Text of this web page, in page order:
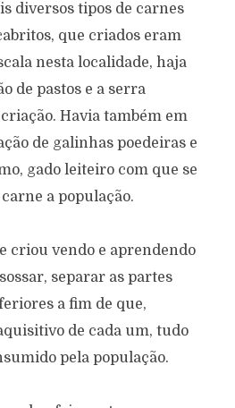
diversos tipos de carnes
que criados eram
nesta localidade, haja
de pastos e a serra
Havia também em
de galinhas poedeiras e
gado leiteiro com que se
a população.
criou vendo e aprendendo
separar as partes
a fim de que,
de cada um, tudo
pela população.